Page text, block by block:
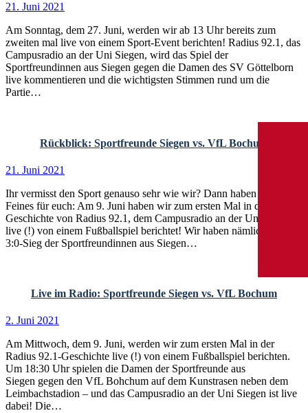
21. Juni 2021
Am Sonntag, dem 27. Juni, werden wir ab 13 Uhr bereits zum
zweiten mal live von einem Sport-Event berichten! Radius 92.1, das
Campusradio an der Uni Siegen, wird das Spiel der
Sportfreundinnen aus Siegen gegen die Damen des SV Göttelborn
live kommentieren und die wichtigsten Stimmen rund um die
Partie…
Rückblick: Sportfreunde Siegen vs. VfL Bochum
21. Juni 2021
Ihr vermisst den Sport genauso sehr wie wir? Dann haben wir was
Feines für euch: Am 9. Juni haben wir zum ersten Mal in der
Geschichte von Radius 92.1, dem Campusradio an der Uni Siegen,
live (!) von einem Fußballspiel berichtet! Wir haben nämlich den
3:0-Sieg der Sportfreundinnen aus Siegen…
Live im Radio: Sportfreunde Siegen vs. VfL Bochum
2. Juni 2021
Am Mittwoch, dem 9. Juni, werden wir zum ersten Mal in der
Radius 92.1-Geschichte live (!) von einem Fußballspiel berichten.
Um 18:30 Uhr spielen die Damen der Sportfreunde aus
Siegen gegen den VfL Bohchum auf dem Kunstrasen neben dem
Leimbachstadion – und das Campusradio an der Uni Siegen ist live
dabei! Die…